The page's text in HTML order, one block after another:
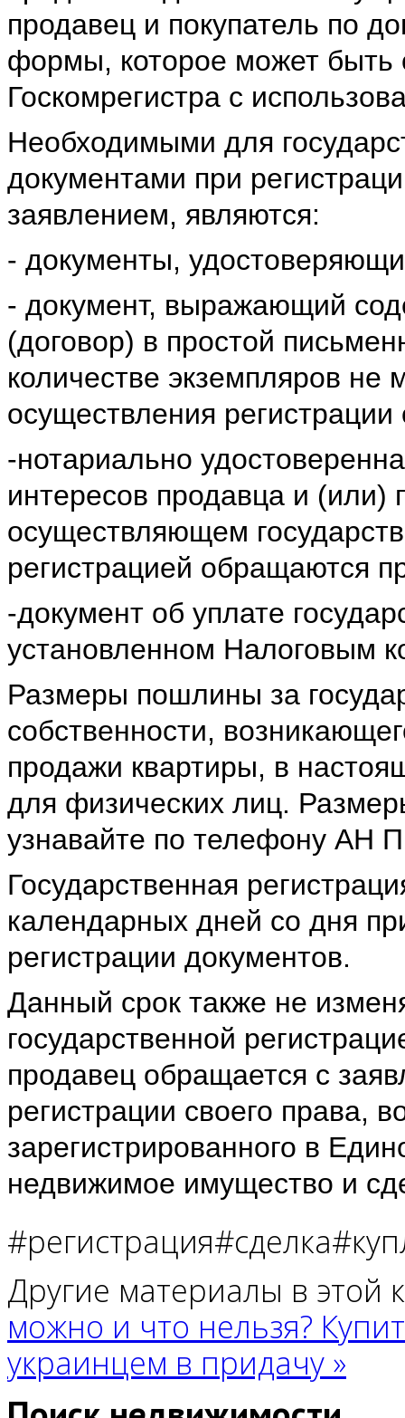
продавец и покупатель по
формы, которое может
Госкомрегистра с
Необходимыми для
документами при
заявлением, являются:
- документы,
- документ, выражающий
(договор) в простой
количестве экземпляров не
осуществления регистрации
-нотариально
интересов продавца и (или)
осуществляющем
регистрацией обращаются
-документ об уплате
установленном Налоговым
Размеры пошлины за
собственности,
продажи квартиры, в
для физических лиц.
узнавайте по телефону АН
Государственная
календарных дней со дня
регистрации документов.
Данный срок также не
государственной
продавец обращается с
регистрации своего права,
зарегистрированного в
недвижимое имущество и
Другие материалы в этой
можно и что нельзя?
украинцем в придачу »